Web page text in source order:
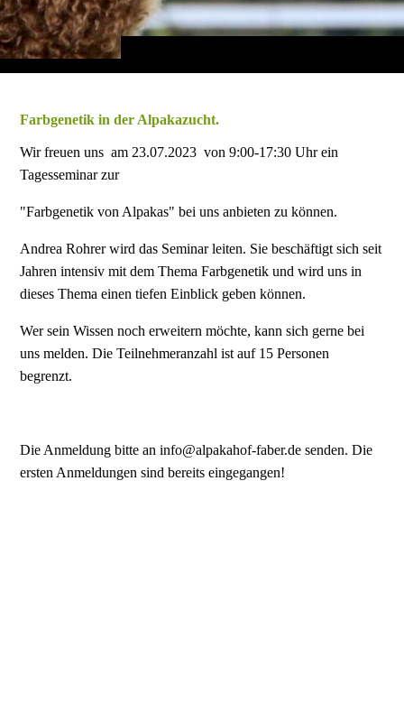
Farbgenetik in der Alpakazucht.
Wir freuen uns am 23.07.2023 von 9:00-17:30 Uhr ein
Tagesseminar zur
"Farbgenetik von Alpakas" bei uns anbieten zu können.
Andrea Rohrer wird das Seminar leiten. Sie beschäftigt sich seit
Jahren intensiv mit dem Thema Farbgenetik und wird uns in
dieses Thema einen tiefen Einblick geben können.
Wer sein Wissen noch erweitern möchte, kann sich gerne bei
uns melden. Die Teilnehmeranzahl ist auf 15 Personen
begrenzt.
Die Anmeldung bitte an info@alpakahof-faber.de senden. Die
ersten Anmeldungen sind bereits eingegangen!